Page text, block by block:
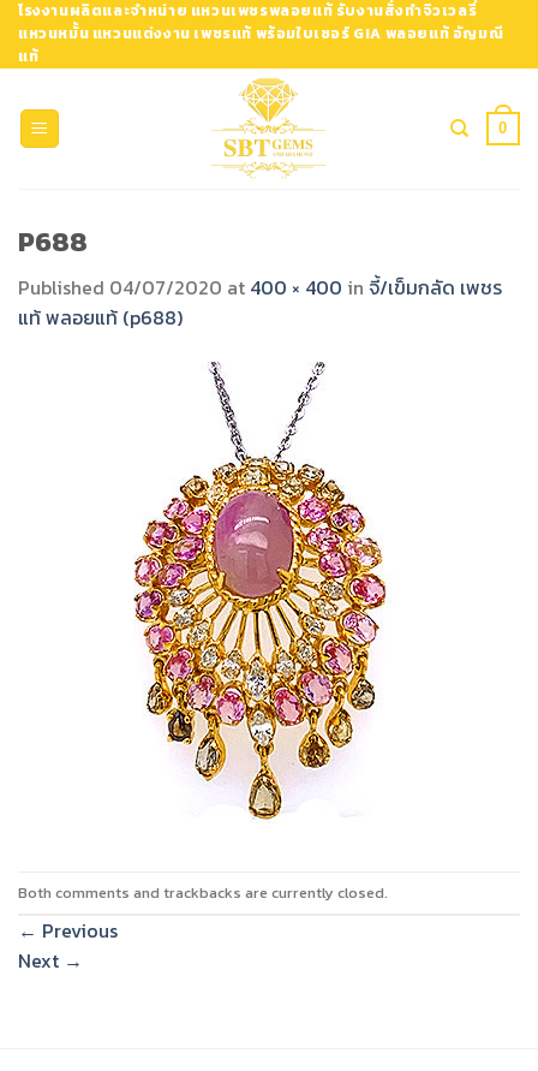
Skip
content
โรงงานผลิตและจำหน่าย แหวนเพชรพลอยแท้ รับงานสั่งทำจิวเวลรี่
แหวนหมั้น แหวนแต่งงาน เพชรแท้ พร้อมใบเซอร์ GIA พลอยแท้ อัญมณี
แท้
0
P688
Published 04/07/2020 at 400 × 400 in จี้/เข็มกลัด เพชร
แท้ พลอยแท้ (p688)
Both comments and trackbacks are currently closed.
← Previous
Next →